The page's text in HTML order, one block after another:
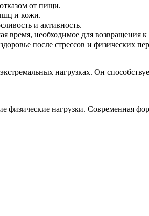
от пищи.
и кожи.
и активность.
время, необходимое для возвращения
после стрессов и физических
нагрузках. Он
физические нагрузки. Современная